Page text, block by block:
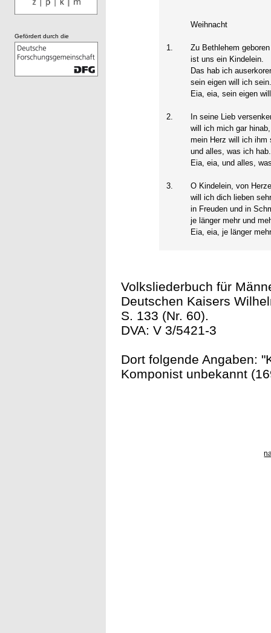
Weihnacht
1.
Zu Bethlehem geboren
ist uns ein Kindelein.
Das hab ich
sein eigen will ich
Eia, eia, sein eigen
2.
In seine Lieb
will ich mich gar hinab,
mein Herz will ich ihm
und alles, was ich hab.
Eia, eia, und alles,
3.
O Kindelein, von
will ich dich lieben
in Freuden und in
je länger mehr und
Eia, eia, je länger
Volksliederbuch für
Deutschen Kaisers
S. 133 (Nr. 60).
DVA: V 3/5421-3
Dort folgende Angaben:
Komponist unbekannt
Gefördert durch die